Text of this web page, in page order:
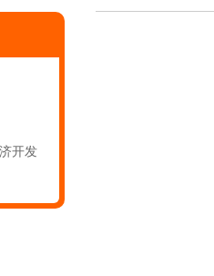
开发